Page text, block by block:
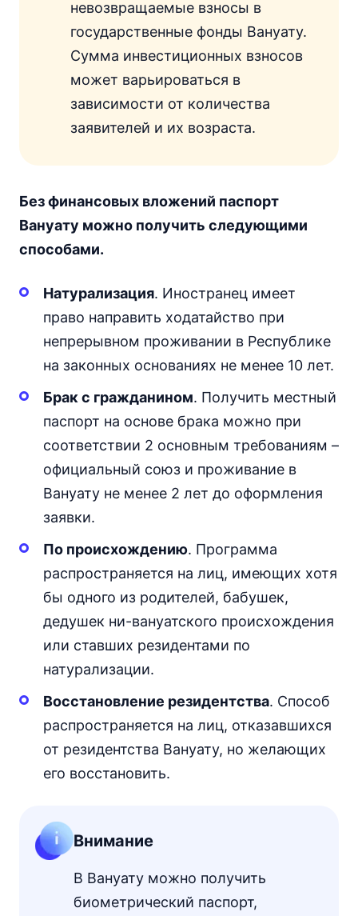
невозвращаемые взносы в
государственные фонды Вануату.
Сумма инвестиционных взносов
может варьироваться в
зависимости от количества
заявителей и их возраста.
Без финансовых вложений паспорт
Вануату можно получить следующими
способами.
Натурализация. Иностранец имеет
право направить ходатайство при
непрерывном проживании в Республике
на законных основаниях не менее 10 лет.
Брак с гражданином. Получить местный
паспорт на основе брака можно при
соответствии 2 основным требованиям –
официальный союз и проживание в
Вануату не менее 2 лет до оформления
заявки.
По происхождению. Программа
распространяется на лиц, имеющих хотя
бы одного из родителей, бабушек,
дедушек ни-вануатского происхождения
или ставших резидентами по
натурализации.
Восстановление резидентства. Способ
распространяется на лиц, отказавшихся
от резидентства Вануату, но желающих
его восстановить.
Внимание
В Вануату можно получить
биометрический паспорт,